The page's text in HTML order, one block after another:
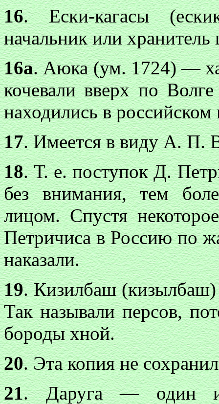
16. Ески-кагасы
начальник или
16а. Аюка (ум. 1724) —
кочевали вверх по
находились в российском
17. Имеется в виду А. П.
18. Т. е. поступок Д.
без внимания, тем
лицом. Спустя
Петричиса в Россию по
наказали.
19. Кизилбаш
Так называли персов,
бороды хной.
20. Эта копия не
21. Даруга — один из